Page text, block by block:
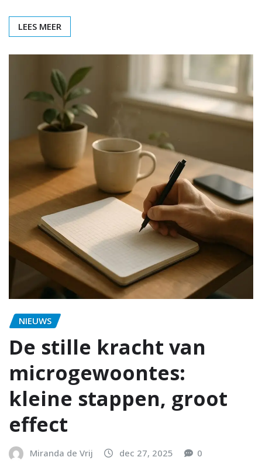
LEES MEER
NIEUWS
De stille kracht van
microgewoontes:
kleine stappen, groot
effect
Miranda de Vrij dec 27, 2025 0